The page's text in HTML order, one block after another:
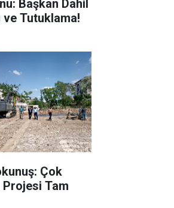
Başkan Dahil
ve Tutuklama!
Çok
Projesi Tam